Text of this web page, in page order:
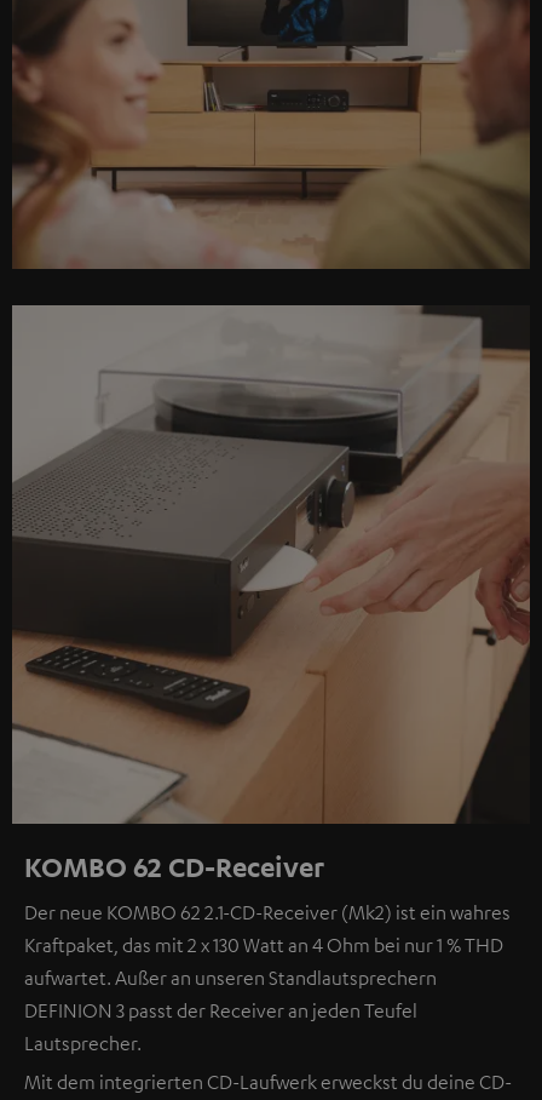
KOMBO 62 CD-Receiver
Der neue KOMBO 62 2.1-CD-Receiver (Mk2) ist ein wahres
Kraftpaket, das mit 2 x 130 Watt an 4 Ohm bei nur 1 % THD
aufwartet. Außer an unseren Standlautsprechern
DEFINION 3 passt der Receiver an jeden Teufel
Lautsprecher.
Mit dem integrierten CD-Laufwerk erweckst du deine CD-